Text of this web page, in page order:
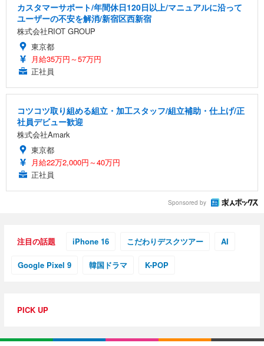
カスタマーサポート/年間休日120日以上/マニュアルに沿って
ユーザーの不安を解消/新宿区西新宿
株式会社RIOT GROUP
東京都
月給35万円～57万円
正社員
コツコツ取り組める組立・加工スタッフ/組立補助・仕上げ/正
社員デビュー歓迎
株式会社Amark
東京都
月給22万2,000円～40万円
正社員
Sponsored by
注目の話題 iPhone 16 こだわりデスクツアー AI
Google Pixel 9 韓国ドラマ K-POP
PICK UP